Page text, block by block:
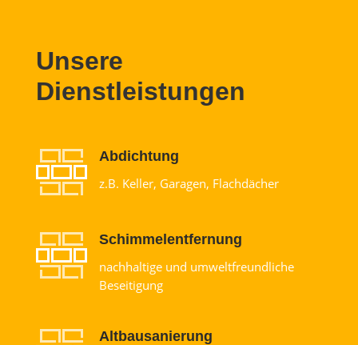
Unsere
Dienstleistungen
Abdichtung
z.B. Keller, Garagen, Flachdächer
Schimmelentfernung
nachhaltige und umweltfreundliche
Beseitigung
Altbausanierung